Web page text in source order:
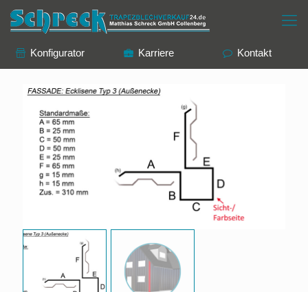
Konfigurator Karriere Kontakt